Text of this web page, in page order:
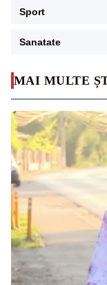
MAI MULTE
Sport
Sanatate